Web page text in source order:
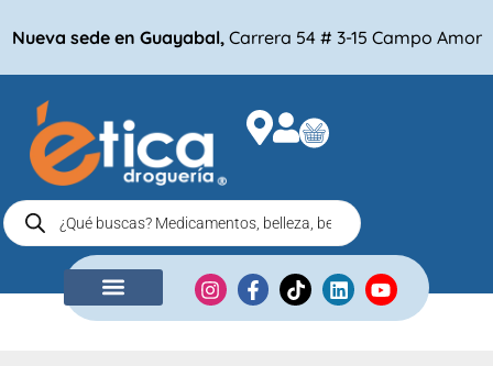
Nueva sede en Guayabal, Carrera 54 # 3-15 Campo Amor